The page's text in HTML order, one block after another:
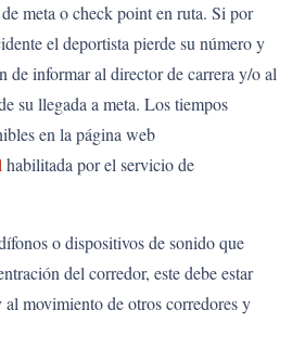
meta o check point en ruta. Si por
el deportista pierde su número y
de informar al director de carrera y/o al
su llegada a meta. Los tiempos
en la página web
habilitada por el servicio de
o dispositivos de sonido que
del corredor, este debe estar
movimiento de otros corredores y